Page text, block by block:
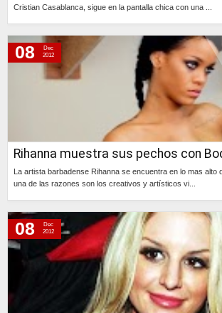
Cristian Casablanca, sigue en la pantalla chica con una ...
Rihanna muestra sus pechos con
La artista barbadense Rihanna se encuentra en lo mas
una de las razones son los creativos y artísticos vi...
08
Dec
2012
08
Dec
2012